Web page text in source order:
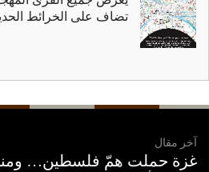
‬تضاف‭ ‬على‭ ‬الخرائط‭ ‬الحديثة‭. ‬
آخر مقال
غزة حملت همّ فلسطين… ومنها